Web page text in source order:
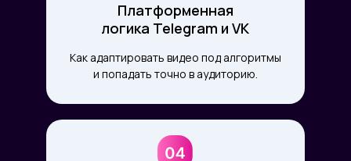
Платформенная
логика Telegram и VK
Как адаптировать видео под алгоритмы
и попадать точно в аудиторию.